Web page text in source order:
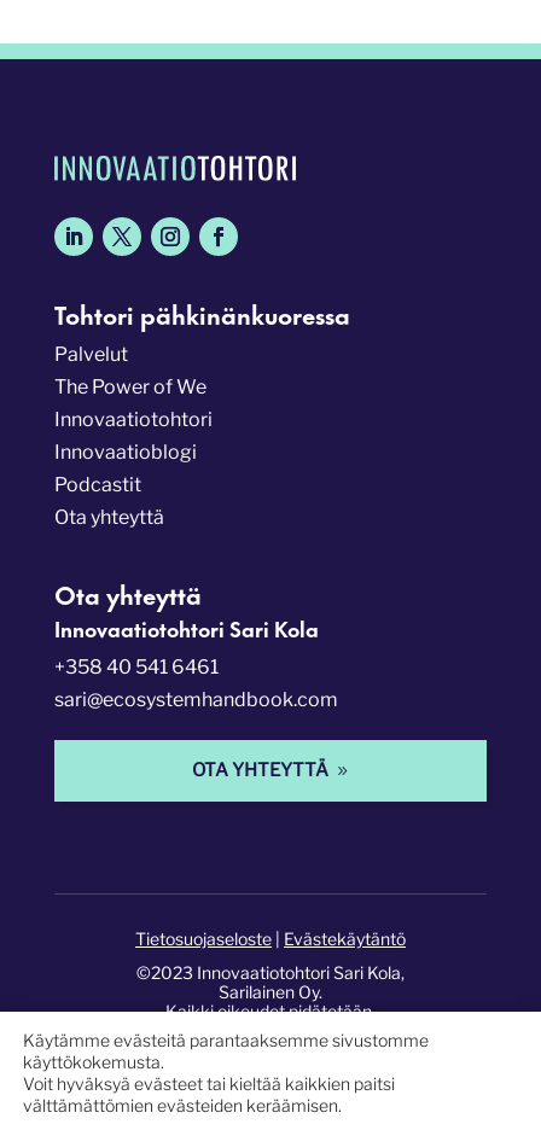
Tohtori pähkinänkuoressa
Palvelut
The Power of We
Innovaatiotohtori
Innovaatioblogi
Podcastit
Ota yhteyttä
Ota yhteyttä
Innovaatiotohtori Sari Kola
+358 40 541 6461
sari@ecosystemhandbook.com
OTA YHTEYTTÄ
©2023 Innovaatiotohtori Sari Kola,
Sarilainen Oy.
Kaikki oikeudet pidätetään.
Sivusto:Pixelwork Studios.
Tietosuojaseloste| Evästekäytäntö
Käytämme evästeitä parantaaksemme sivustomme
käyttökokemusta.
Voit hyväksyä evästeet tai kieltää kaikkien paitsi
välttämättömien evästeiden keräämisen.